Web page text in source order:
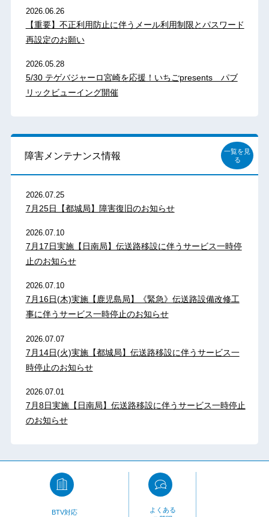
2026.06.26
【重要】不正利用防止に伴うメール利用制限とパスワード
再設定のお願い
2026.05.28
5/30 テゲバジャーロ宮崎を応援！いちごpresents パブ
リックビューイング開催
障害メンテナンス情報
一覧を見
る
2026.07.25
7月25日【都城局】障害復旧のお知らせ
2026.07.10
7月17日実施【日南局】伝送路移設に伴うサービス一時停
止のお知らせ
2026.07.10
7月16日(木)実施【鹿児島局】《緊急》伝送路設備改修工
事に伴うサービス一時停止のお知らせ
2026.07.07
7月14日(火)実施【都城局】伝送路移設に伴うサービス一
時停止のお知らせ
2026.07.01
7月8日実施【日南局】伝送路移設に伴うサービス一時停止
のお知らせ
BTV対応
よくある